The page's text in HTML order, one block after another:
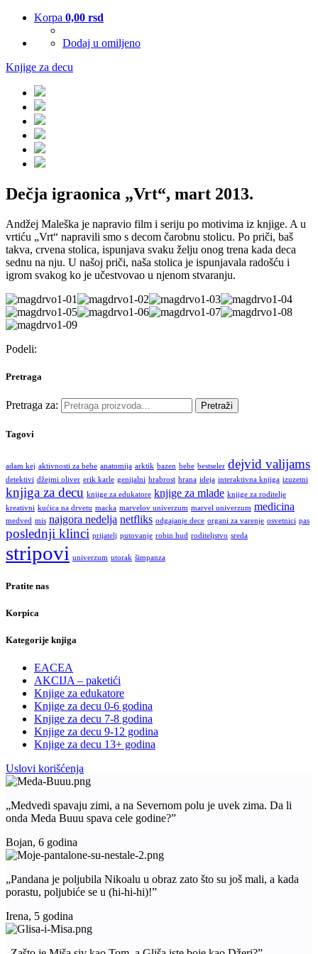
Korpa 0,00 rsd
Dodaj u omiljeno
Knjige za decu
Dečja igraonica „Vrt“, mart 2013.
Andžej Maleška je napravio film i seriju po motivima iz knjige. A u
vrtiću „Vrt“ napravili smo s decom čarobnu stolicu. Po priči, baš
takva, crvena stolica, ispunjava svaku želju onog trena kada deca
sednu na nju. U našoj priči, naša stolica je ispunjavala radošću i
igrom svakog ko je učestvovao u njenom stvaranju.
Podeli:
Pretraga
Pretraga za: Pretraži
Tagovi
adam kej aktivnosti za bebe anatomija arktik bazen bebe bestseler dejvid valijams
detektivi džejmi oliver erik karle genijalni hrabrost hrana ideja interaktivna knjiga izuzetni
knjiga za decu knjige za edukatore knjige za mlade knjige za roditelje
kreativni kućica na drvetu macka marvelov univerzum marvel univerzum medicina
medved mis najgora nedelja netfliks odgajanje dece organi za varenje osvetnici pas
poslednji klinci prijatelj putovanje robin hud roditeljstvo sreda
stripovi univerzum utorak šimpanza
Pratite nas
Korpica
Kategorije knjiga
EACEA
AKCIJA – paketići
Knjige za edukatore
Knjige za decu 0-6 godina
Knjige za decu 7-8 godina
Knjige za decu 9-12 godina
Knjige za decu 13+ godina
Uslovi korišćenja
„Medvedi spavaju zimi, a na Severnom polu je uvek zima. Da li
onda Meda Buuu spava cele godine?”
Bojan, 6 godina
„Pandana je poljubila Nikoalu u obraz zato što su još mali, a kada
porastu, poljubiće se u (hi-hi-hi)!”
Irena, 5 godina